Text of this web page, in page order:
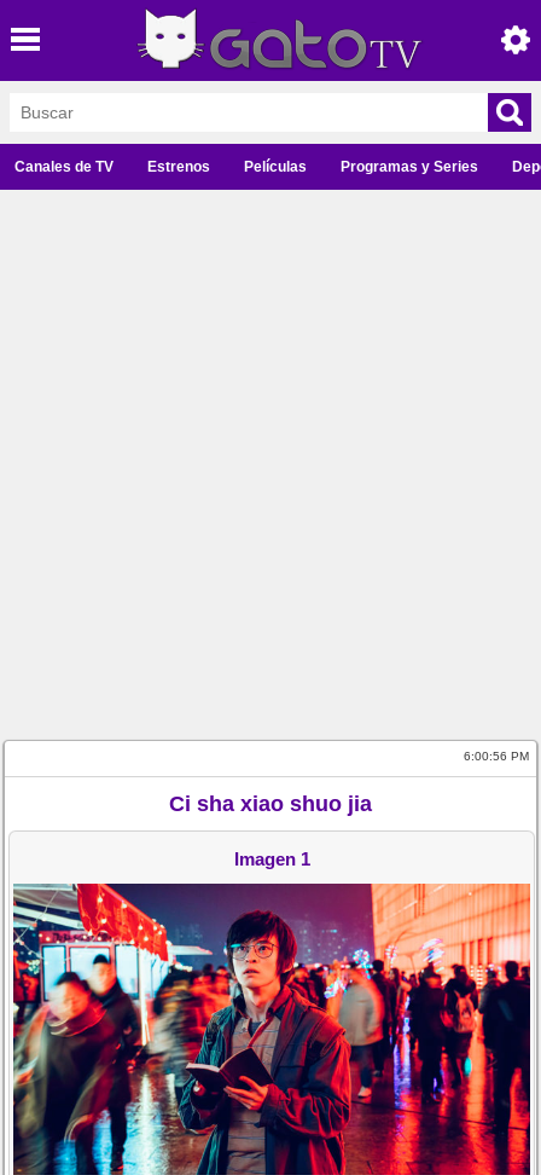
Canales de TV Estrenos Películas Programas y Series
6:00:56 PM
Ci sha xiao shuo jia
Imagen 1